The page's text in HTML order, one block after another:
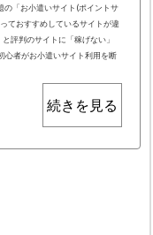
の「お小遣いサイト(ポイントサ
ておすすめしているサイトが違
評判のサイトに「稼げない」
心者がお小遣いサイト利用を断
続きを見る